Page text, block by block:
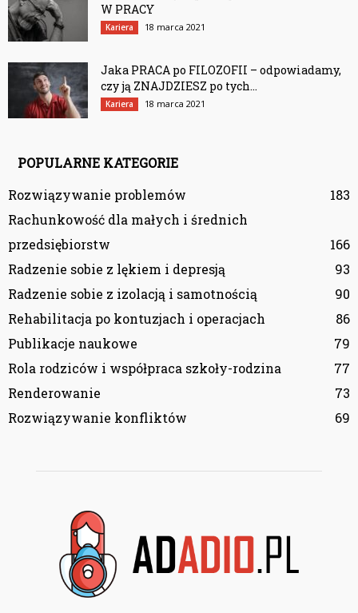
W PRACY
Kariera 18 marca 2021
Jaka PRACA po FILOZOFII – odpowiadamy,
czy ją ZNAJDZIESZ po tych...
Kariera 18 marca 2021
POPULARNE KATEGORIE
Rozwiązywanie problemów
183
Rachunkowość dla małych i średnich
przedsiębiorstw
166
Radzenie sobie z lękiem i depresją
93
Radzenie sobie z izolacją i samotnością
90
Rehabilitacja po kontuzjach i operacjach
86
Publikacje naukowe
79
Rola rodziców i współpraca szkoły-rodzina
77
Renderowanie
73
Rozwiązywanie konfliktów
69